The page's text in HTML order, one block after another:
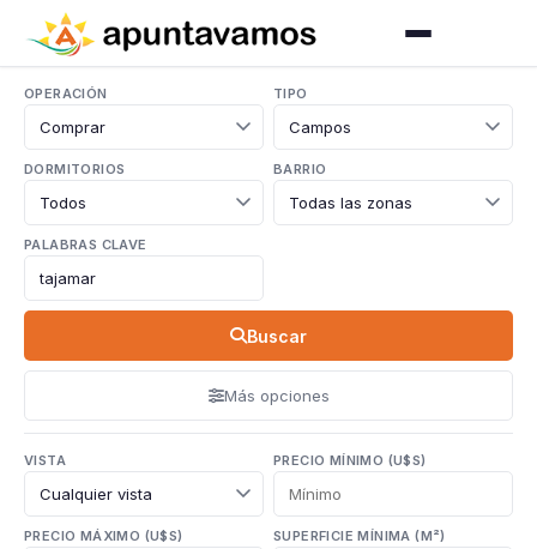
OPERACIÓN TIPO
DORMITORIOS BARRIO
PALABRAS CLAVE
Buscar
Más opciones
VISTA PRECIO MÍNIMO (U$S)
PRECIO MÁXIMO (U$S) SUPERFICIE MÍNIMA (M²)